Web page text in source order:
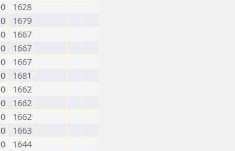
0
1628
0
1679
0
1667
0
1667
0
1667
0
1681
0
1662
0
1662
0
1662
0
1663
0
1644